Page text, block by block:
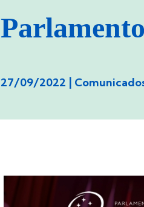
27/09/2022 |